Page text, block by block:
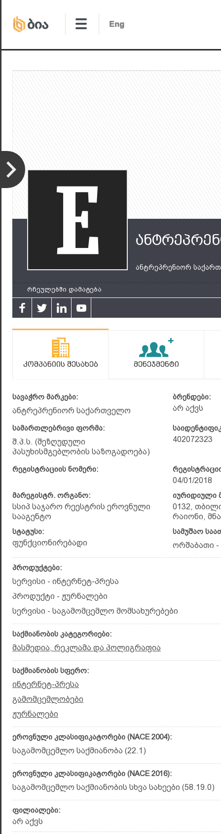
ანტრეპრენიორ
რჩეულებში დამატება
Კომპანიის Შესახებ Მენეჯმენტი
სავაჭრო მარკები:
ანტრეპრენიორ საქართველო
ბრენდები:
არ აქვს
სამართლებრივი ფორმა:
შ.პ.ს. (შეზღუდული
პასუხისმგებლობის საზოგადოება)
402072323
რეგისტრაციის ნომერი:
04/01/2018
მარეგისტრ. ორგანო:
სსიპ საჯარო რეესტრის ეროვნული
სააგენტო
იურიდიული
0132,
რაიონი,
სტატუსი:
ფუნქციონირებადი
სამუშაო
ორშაბათი -
პროდუქტები:
სერვისი - ინტერნეტ-პრესა
პროდუქტი - ჟურნალები
სერვისი - საგამომცემლო მომსახურებები
საქმიანობის კატეგორიები:
მასმედია, რეკლამა და პოლიგრაფია
საქმიანობის სფერო:
ინტერნეტ-პრესა
გამომცემლობები
ჟურნალები
ეროვნული კლასიფიკატორები (NACE 2004):
საგამომცემლო საქმიანობა (22.1)
ეროვნული კლასიფიკატორები (NACE 2016):
საგამომცემლო საქმიანობის სხვა სახეები (58.19.0)
ფილიალები:
არ აქვს